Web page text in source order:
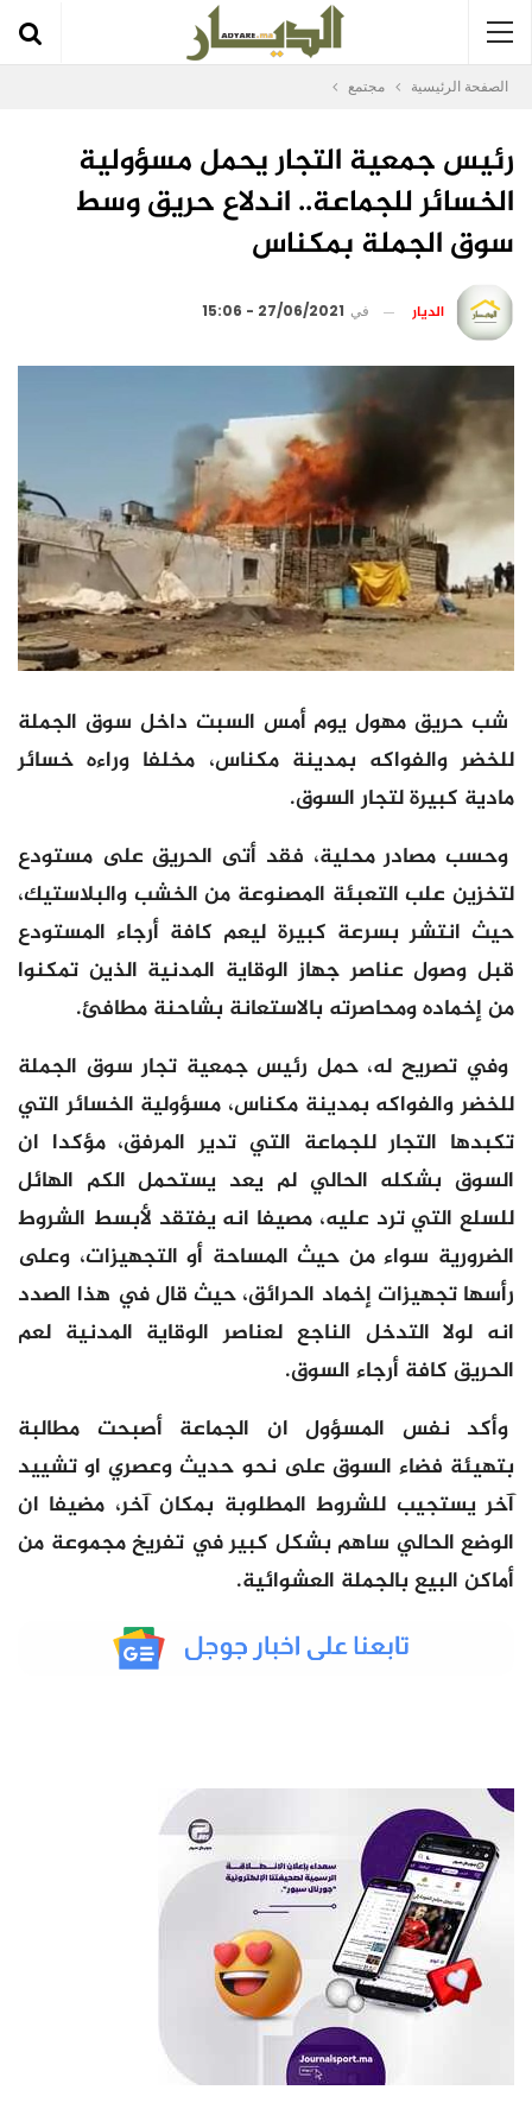
الصفحة الرئيسية مجتمع
رئيس جمعية التجار يحمل مسؤولية
الخسائر للجماعة.. اندلاع حريق وسط
سوق الجملة بمكناس
الديار في 27/06/2021 - 15:06
شب حريق مهول يوم أمس السبت داخل سوق الجملة
للخضر والفواكه بمدينة مكناس، مخلفا وراءه خسائر
مادية كبيرة لتجار السوق.
وحسب مصادر محلية، فقد أتى الحريق على مستودع
لتخزين علب التعبئة المصنوعة من الخشب والبلاستيك،
حيث انتشر بسرعة كبيرة ليعم كافة أرجاء المستودع
قبل وصول عناصر جهاز الوقاية المدنية الذين تمكنوا
من إخماده ومحاصرته بالاستعانة بشاحنة مطافئ.
وفي تصريح له، حمل رئيس جمعية تجار سوق الجملة
للخضر والفواكه بمدينة مكناس، مسؤولية الخسائر التي
تكبدها التجار للجماعة التي تدير المرفق، مؤكدا ان
السوق بشكله الحالي لم يعد يستحمل الكم الهائل
للسلع التي ترد عليه، مصيفا انه يفتقد لأبسط الشروط
الضرورية سواء من حيث المساحة أو التجهيزات، وعلى
رأسها تجهيزات إخماد الحرائق، حيث قال في هذا الصدد
انه لولا التدخل الناجع لعناصر الوقاية المدنية لعم
الحريق كافة أرجاء السوق.
وأكد نفس المسؤول ان الجماعة أصبحت مطالبة
بتهيئة فضاء السوق على نحو حديث وعصري او تشييد
آخر يستجيب للشروط المطلوبة بمكان آخر، مضيفا ان
الوضع الحالي ساهم بشكل كبير في تفريخ مجموعة من
أماكن البيع بالجملة العشوائية.